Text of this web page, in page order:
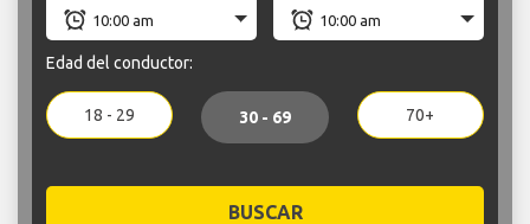
Edad del conductor:
18 - 29 30 - 69 70+
BUSCAR